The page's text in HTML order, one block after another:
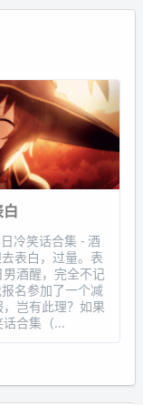
冷笑话合集 - 酒
表白，过量。表
酒醒，完全不记
名参加了一个减
岂有此理？如果
合集（...